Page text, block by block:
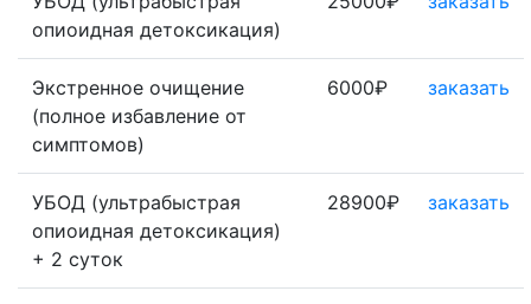
опиоидная детоксикация)
Экстренное очищение
(полное избавление от
симптомов)
6000₽ заказать
УБОД (ультрабыстрая
опиоидная детоксикация)
+ 2 суток
28900₽ заказать